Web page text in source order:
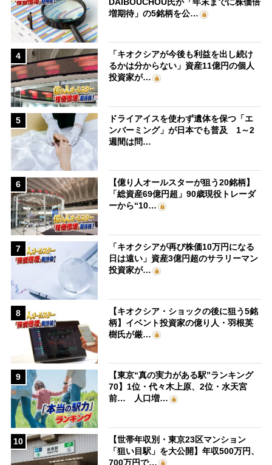
増期待」の5銘柄を公…
4
「キオクシアが今後も利益を出し続け
るかは分からない」資産11億円の個人
投資家が…
5
ドライアイスを使わず遺体を保つ「エ
ンバーミング」が日本でも普及 1～2
週間は問…
6
【億り人オールスターが狙う20銘柄】
「総資産69億円超」90歳現役トレーダ
ーから“10…
7
「キオクシアが再び株価10万円になる
日は遠い」資産3億円超のサラリーマン
投資家が…
8
【キオクシア・ショックの後に狙う5銘
柄】イベント投資家の億り人・羽根英
樹氏が厳…
9
【東京“真の実力がある駅”ランキング
70】1位・代々木上原、2位・水天宮
前… 人口増…
10
【世帯年収別・東京23区マンション
「狙い目駅」を大公開】年収500万円、
700万円で…